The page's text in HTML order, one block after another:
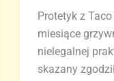
Protetyk z
miesiące
nielegalnej
skazany